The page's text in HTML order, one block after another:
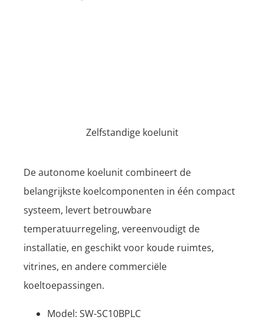
Zelfstandige koelunit
De autonome koelunit combineert de
belangrijkste koelcomponenten in één compact
systeem, levert betrouwbare
temperatuurregeling, vereenvoudigt de
installatie, en geschikt voor koude ruimtes,
vitrines, en andere commerciële
koeltoepassingen.
Model: SW-SC10BPLC